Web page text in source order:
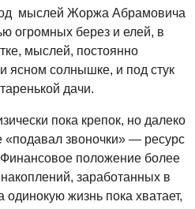
мыслей Жоржа Абрамовича
огромных берез и елей, в
мыслей, постоянно
ясном солнышке, и под стук
дачи.
пока крепок, но далеко
«подавал звоночки» — ресурс
положение более
заработанных в
жизнь пока хватает,